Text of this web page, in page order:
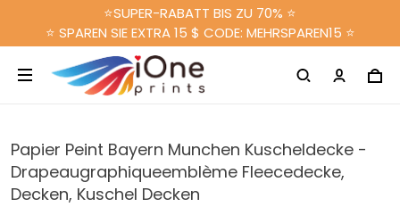
⭐SUPER-RABATT BIS ZU 70% ⭐
⭐ SPAREN SIE EXTRA 15 $ CODE: MEHRSPAREN15 ⭐
Papier Peint Bayern Munchen Kuscheldecke -
Drapeaugraphiqueemblème Fleecedecke,
Decken, Kuschel Decken